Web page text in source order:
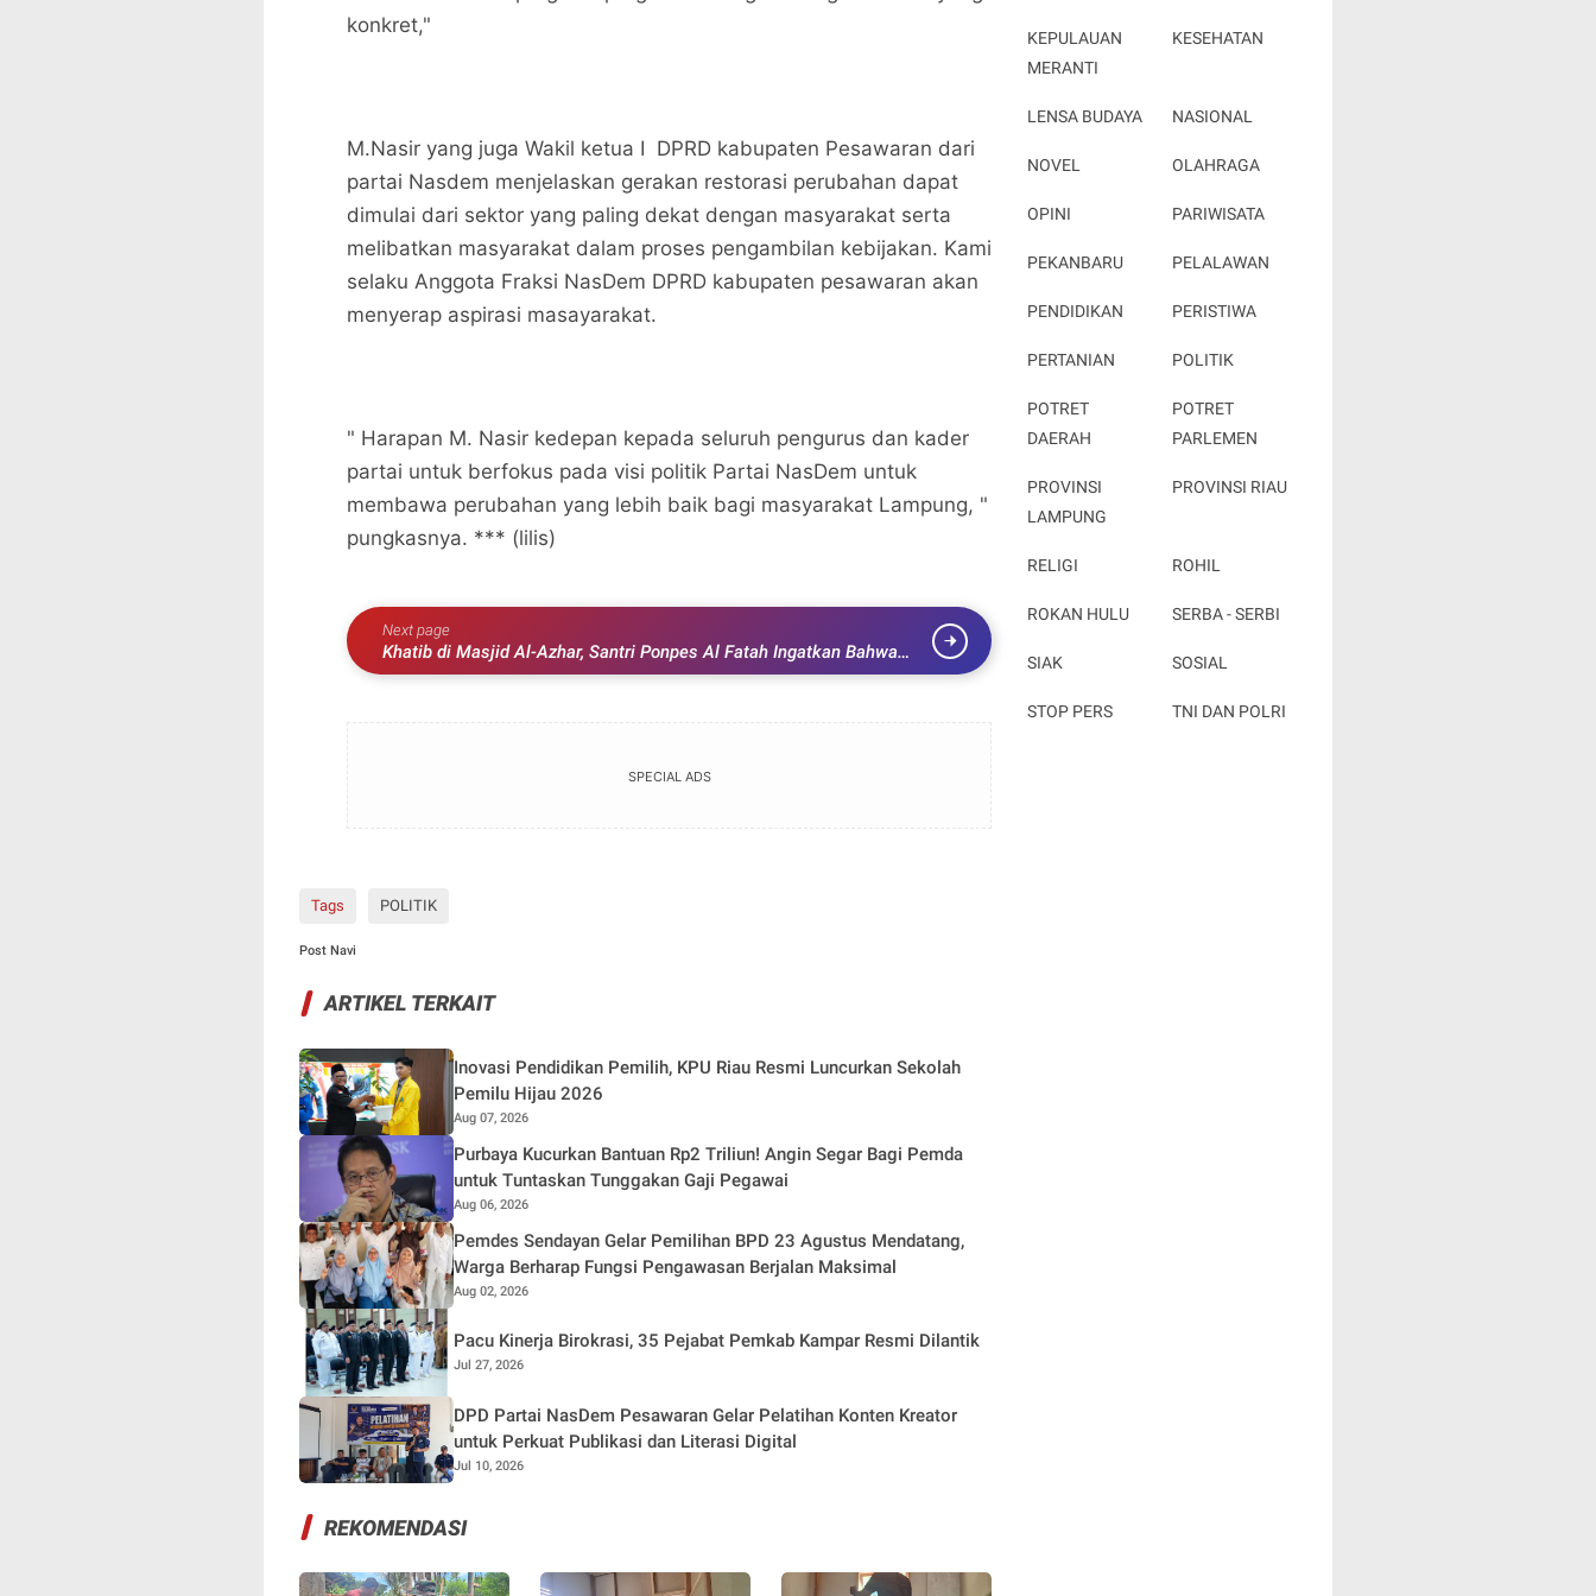
konkret,"
M.Nasir yang juga Wakil ketua I DPRD kabupaten Pesawaran dari
partai Nasdem menjelaskan gerakan restorasi perubahan dapat
dimulai dari sektor yang paling dekat dengan masyarakat serta
melibatkan masyarakat dalam proses pengambilan kebijakan. Kami
selaku Anggota Fraksi NasDem DPRD kabupaten pesawaran akan
menyerap aspirasi masayarakat.
" Harapan M. Nasir kedepan kepada seluruh pengurus dan kader
partai untuk berfokus pada visi politik Partai NasDem untuk
membawa perubahan yang lebih baik bagi masyarakat Lampung, "
pungkasnya. *** (lilis)
Next page
Khatib di Masjid Al-Azhar, Santri Ponpes Al Fatah Ingatkan Bahwa
Kita Pasti Mati !
SPECIAL ADS
Tags POLITIK
Post Navi
ARTIKEL TERKAIT
Inovasi Pendidikan Pemilih, KPU Riau Resmi Luncurkan Sekolah
Pemilu Hijau 2026
Aug 07, 2026
Purbaya Kucurkan Bantuan Rp2 Triliun! Angin Segar Bagi Pemda
untuk Tuntaskan Tunggakan Gaji Pegawai
Aug 06, 2026
Pemdes Sendayan Gelar Pemilihan BPD 23 Agustus Mendatang,
Warga Berharap Fungsi Pengawasan Berjalan Maksimal
Aug 02, 2026
Pacu Kinerja Birokrasi, 35 Pejabat Pemkab Kampar Resmi Dilantik
Jul 27, 2026
DPD Partai NasDem Pesawaran Gelar Pelatihan Konten Kreator
untuk Perkuat Publikasi dan Literasi Digital
Jul 10, 2026
REKOMENDASI
KEPULAUAN
MERANTI
KESEHATAN
LENSA BUDAYA NASIONAL
NOVEL OLAHRAGA
OPINI PARIWISATA
PEKANBARU PELALAWAN
PENDIDIKAN PERISTIWA
PERTANIAN POLITIK
POTRET
DAERAH
POTRET
PARLEMEN
PROVINSI
LAMPUNG
PROVINSI RIAU
RELIGI ROHIL
ROKAN HULU SERBA - SERBI
SIAK SOSIAL
STOP PERS TNI DAN POLRI